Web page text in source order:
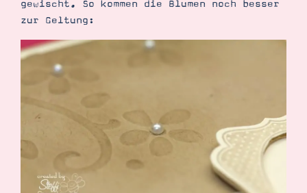
gewischt. So kommen die Blumen noch besser
zur Geltung: